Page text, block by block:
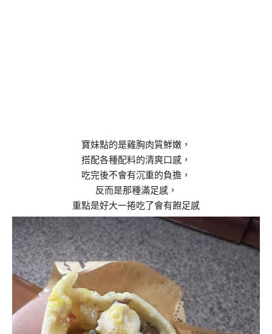
寶妹點的是雞胸肉質鮮嫩，
搭配各種配料的清爽口感，
吃完後不會有沉重的負擔，
反而是那種滿足感，
重點是好大一捲吃了會有飽足感